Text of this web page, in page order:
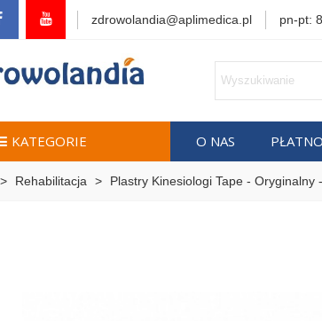
zdrowolandia@aplimedica.pl pn-pt:
KATEGORIE O NAS
> Rehabilitacja > Plastry Kinesiologi Tape - Oryginalny